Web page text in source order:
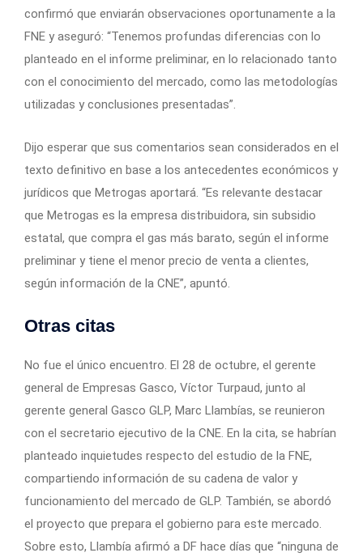
confirmó que enviarán observaciones oportunamente a la
FNE y aseguró: “Tenemos profundas diferencias con lo
planteado en el informe preliminar, en lo relacionado tanto
con el conocimiento del mercado, como las metodologías
utilizadas y conclusiones presentadas”.
Dijo esperar que sus comentarios sean considerados en el
texto definitivo en base a los antecedentes económicos y
jurídicos que Metrogas aportará. “Es relevante destacar
que Metrogas es la empresa distribuidora, sin subsidio
estatal, que compra el gas más barato, según el informe
preliminar y tiene el menor precio de venta a clientes,
según información de la CNE”, apuntó.
Otras citas
No fue el único encuentro. El 28 de octubre, el gerente
general de Empresas Gasco, Víctor Turpaud, junto al
gerente general Gasco GLP, Marc Llambías, se reunieron
con el secretario ejecutivo de la CNE. En la cita, se habrían
planteado inquietudes respecto del estudio de la FNE,
compartiendo información de su cadena de valor y
funcionamiento del mercado de GLP. También, se abordó
el proyecto que prepara el gobierno para este mercado.
Sobre esto, Llambía afirmó a DF hace días que “ninguna de